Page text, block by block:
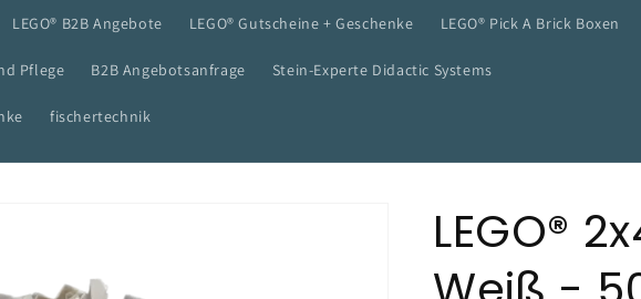
LEGO® B2B Angebote LEGO® Gutscheine + Geschenke LEGO® Pick A Brick Boxen
Pflege B2B Angebotsanfrage Stein-Experte Didactic Systems
fischertechnik
LEGO®